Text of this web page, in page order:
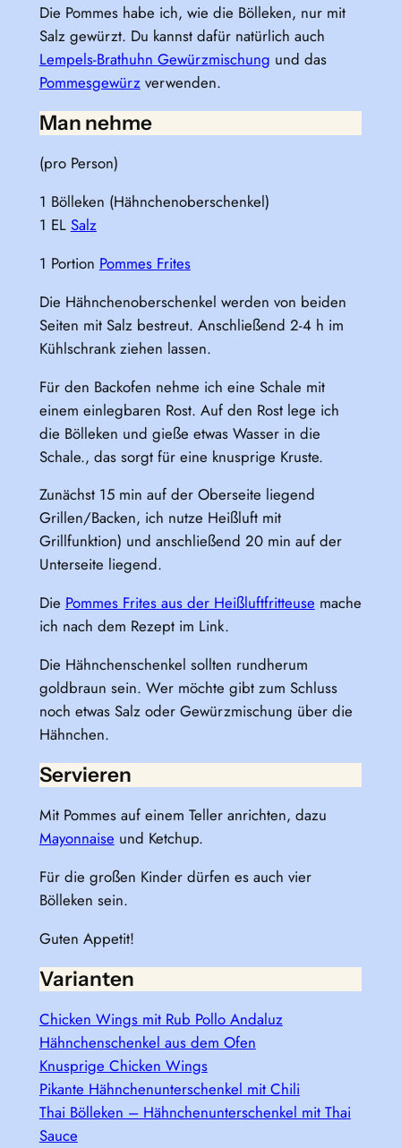
Die Pommes habe ich, wie die Bölleken, nur mit
Salz gewürzt. Du kannst dafür natürlich auch
Lempels-Brathuhn Gewürzmischung und das
Pommesgewürzverwenden.
Man nehme
(pro Person)
1 Bölleken (Hähnchenoberschenkel)
1 EL Salz
1 Portion Pommes Frites
Die Hähnchenoberschenkel werden von beiden
Seiten mit Salz bestreut. Anschließend 2-4 h im
Kühlschrank ziehen lassen.
Für den Backofen nehme ich eine Schale mit
einem einlegbaren Rost. Auf den Rost lege ich
die Bölleken und gieße etwas Wasser in die
Schale., das sorgt für eine knusprige Kruste.
Zunächst 15 min auf der Oberseite liegend
Grillen/Backen, ich nutze Heißluft mit
Grillfunktion) und anschließend 20 min auf der
Unterseite liegend.
Die Pommes Frites aus der Heißluftfritteuse mache
ich nach dem Rezept im Link.
Die Hähnchenschenkel sollten rundherum
goldbraun sein. Wer möchte gibt zum Schluss
noch etwas Salz oder Gewürzmischung über die
Hähnchen.
Servieren
Mit Pommes auf einem Teller anrichten, dazu
Mayonnaise und Ketchup.
Für die großen Kinder dürfen es auch vier
Bölleken sein.
Guten Appetit!
Varianten
Chicken Wings mit Rub Pollo Andaluz
Hähnchenschenkel aus dem Ofen
Knusprige Chicken Wings
Pikante Hähnchenunterschenkel mit Chili
Thai Bölleken – Hähnchenunterschenkel mit Thai
Sauce